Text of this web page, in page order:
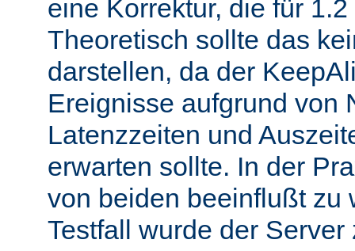
eine Korrektur, die für
Theoretisch sollte das
darstellen, da der
Ereignisse aufgrund von
Latenzzeiten und
erwarten sollte. In der
von beiden beeinflußt zu
Testfall wurde der